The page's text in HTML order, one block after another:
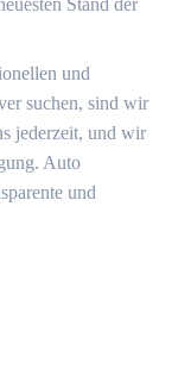
und
suchen, sind wir
jederzeit, und wir
Auto
und